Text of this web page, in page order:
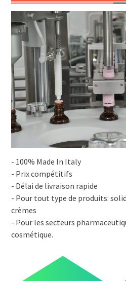
- 100% Made In Italy
- Prix compétitifs
- Délai de livraison rapide
- Pour tout type de produits:
crèmes
- Pour les secteurs
cosmétique.